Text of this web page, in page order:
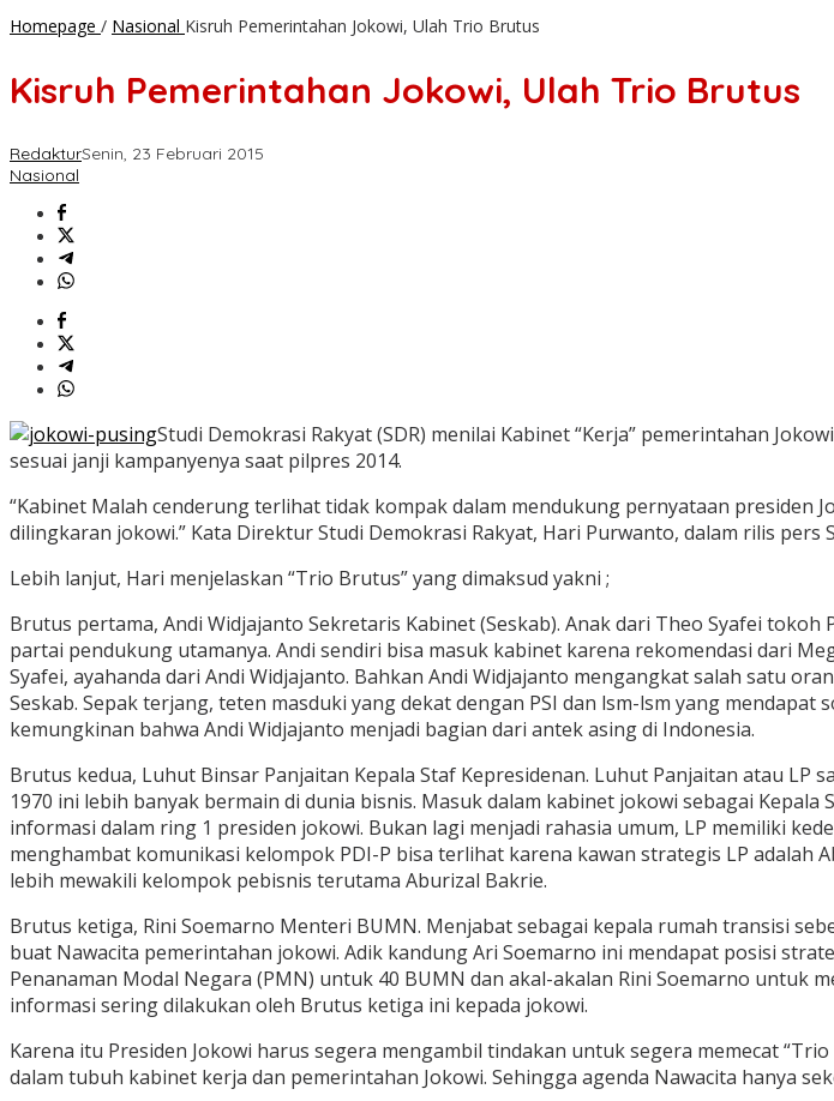
Homepage / Nasional Kisruh Pemerintahan Jokowi, Ulah Trio Brutus
Kisruh Pemerintahan Jokowi, Ulah Trio Brutus
RedakturSenin, 23 Februari 2015
Nasional
Studi Demokrasi Rakyat (SDR) menilai Kabinet “Kerja” pemerintahan
sesuai janji kampanyenya saat pilpres 2014.
“Kabinet Malah cenderung terlihat tidak kompak dalam mendukung pernyataan presiden
dilingkaran jokowi.” Kata Direktur Studi Demokrasi Rakyat, Hari Purwanto, dalam rilis pers
Lebih lanjut, Hari menjelaskan “Trio Brutus” yang dimaksud yakni ;
Brutus pertama, Andi Widjajanto Sekretaris Kabinet (Seskab). Anak dari Theo Syafei
partai pendukung utamanya. Andi sendiri bisa masuk kabinet karena rekomendasi dari
Syafei, ayahanda dari Andi Widjajanto. Bahkan Andi Widjajanto mengangkat salah satu
Seskab. Sepak terjang, teten masduki yang dekat dengan PSI dan lsm-lsm yang
kemungkinan bahwa Andi Widjajanto menjadi bagian dari antek asing di Indonesia.
Brutus kedua, Luhut Binsar Panjaitan Kepala Staf Kepresidenan. Luhut Panjaitan atau LP
1970 ini lebih banyak bermain di dunia bisnis. Masuk dalam kabinet jokowi sebagai
informasi dalam ring 1 presiden jokowi. Bukan lagi menjadi rahasia umum, LP memiliki
menghambat komunikasi kelompok PDI-P bisa terlihat karena kawan strategis LP adalah
lebih mewakili kelompok pebisnis terutama Aburizal Bakrie.
Brutus ketiga, Rini Soemarno Menteri BUMN. Menjabat sebagai kepala rumah transisi
buat Nawacita pemerintahan jokowi. Adik kandung Ari Soemarno ini mendapat posisi
Penanaman Modal Negara (PMN) untuk 40 BUMN dan akal-akalan Rini Soemarno untuk
informasi sering dilakukan oleh Brutus ketiga ini kepada jokowi.
Karena itu Presiden Jokowi harus segera mengambil tindakan untuk segera memecat
dalam tubuh kabinet kerja dan pemerintahan Jokowi. Sehingga agenda Nawacita hanya